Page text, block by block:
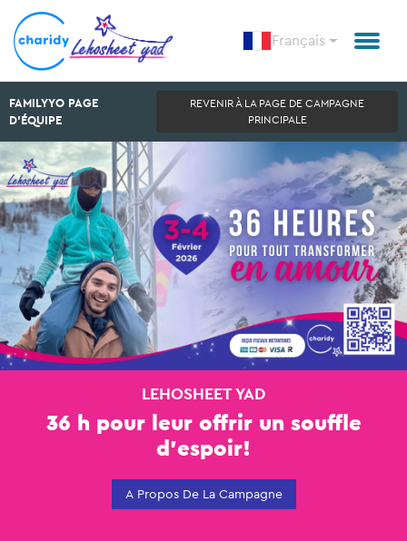
Français
FAMILYYO PAGE
D'ÉQUIPE
REVENIR À LA PAGE DE CAMPAGNE
PRINCIPALE
LEHOSHEET YAD
36 h pour leur offrir un souffle
d'espoir!
A Propos De La Campagne